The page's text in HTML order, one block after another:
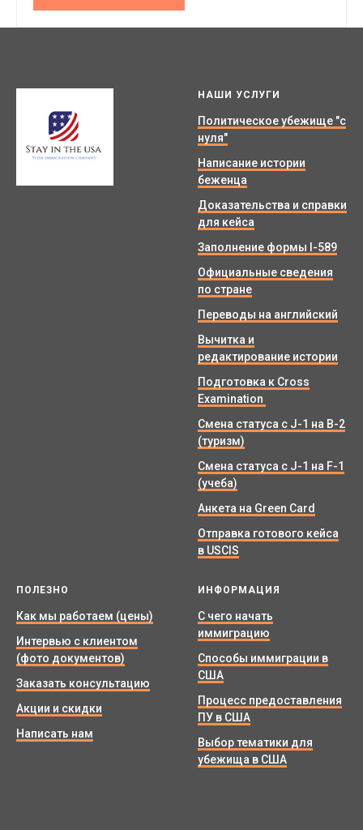
НАШИ УСЛУГИ
Политическое убежище "с
нуля"
Написание истории
беженца
Доказательства и справки
для кейса
Заполнение формы I-589
Официальные сведения
по стране
Переводы на английский
Вычитка и
редактирование истории
Подготовка к Cross
Examination
Смена статуса с J-1 на B-2
(туризм)
Смена статуса с J-1 на F-1
(учеба)
Анкета на Green Card
Отправка готового кейса
в USCIS
ПОЛЕЗНО
Как мы работаем (цены)
Интервью с клиентом
(фото документов)
Заказать консультацию
Акции и скидки
Написать нам
ИНФОРМАЦИЯ
С чего начать
иммиграцию
Способы иммиграции в
США
Процесс предоставления
ПУ в США
Выбор тематики для
убежища в США